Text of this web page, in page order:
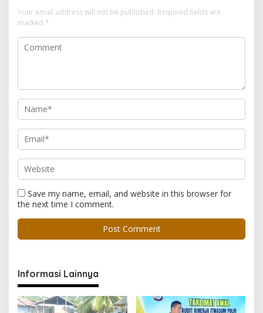
Your email address will not be published. Required fields are
marked *
Save my name, email, and website in this browser for
the next time I comment.
Informasi Lainnya